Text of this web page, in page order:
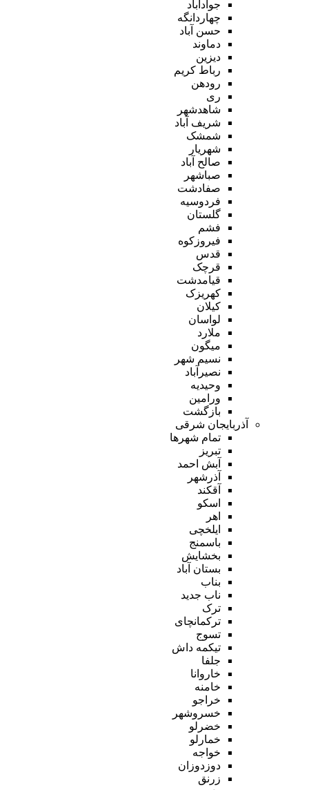
جوادآباد
چهاردانگه
حسن آباد
دماوند
دیزین
رباط کریم
رودهن
ری
شاهدشهر
شریف آباد
شمشک
شهریار
صالح آباد
صباشهر
صفادشت
فردوسیه
گلستان
فشم
فیروزکوه
قدس
قرچک
قیامدشت
کهریزک
کیلان
لواسان
ملارد
میگون
نسیم شهر
نصیرآباد
وحیدیه
ورامین
بازگشت
آذربایجان شرقی
تمام شهر‌ها
تبریز
آبش احمد
آذرشهر
آقکند
اسکو
اهر
ایلخچی
باسمنج
بخشایش
بستان آباد
بناب
ناب جدید
ترک
ترکمانچای
تسوج
تیکمه داش
جلفا
خاروانا
خامنه
خراجو
خسروشهر
خضرلو
خمارلو
خواجه
دوزدوزان
زرنق